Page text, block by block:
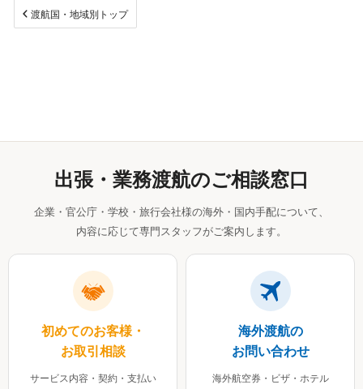
渡航国・地域別トップ
出張・業務渡航のご相談窓口
企業・官公庁・学校・旅行会社様の海外・国内手配について、
内容に応じて専門スタッフがご案内します。
初めてのお客様・
お取引相談
サービス内容・契約・支払い
海外渡航の
お問い合わせ
海外航空券・ビザ・ホテル